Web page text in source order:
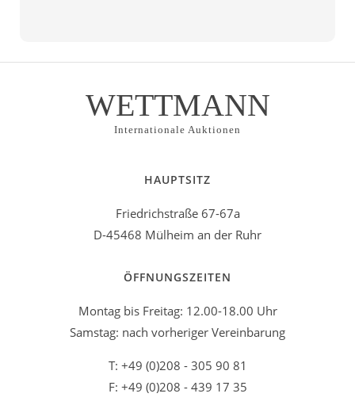
WETTMANN
Internationale Auktionen
HAUPTSITZ
Friedrichstraße 67-67a
D-45468 Mülheim an der Ruhr
ÖFFNUNGSZEITEN
Montag bis Freitag: 12.00-18.00 Uhr
Samstag: nach vorheriger Vereinbarung
T: +49 (0)208 - 305 90 81
F: +49 (0)208 - 439 17 35